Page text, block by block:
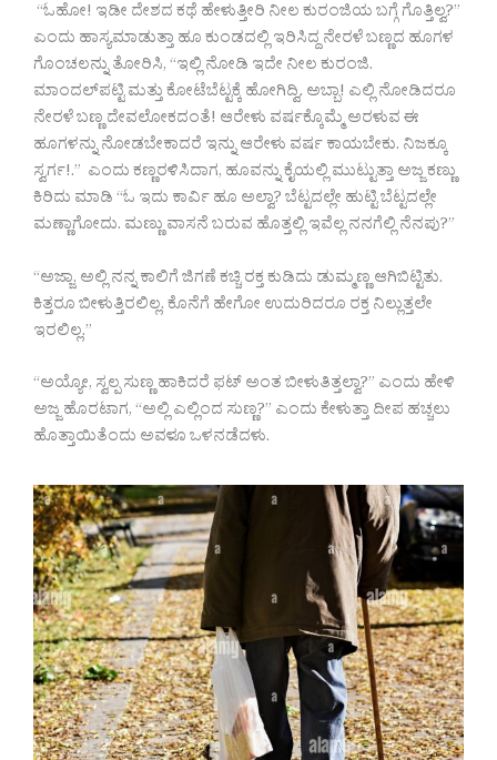
“ಓಹೋ! ಇಡೀ ದೇಶದ ಕಥೆ ಹೇಳುತ್ತೀರಿ ನೀಲ ಕುರಂಜಿಯ ಬಗ್ಗೆ ಗೊತ್ತಿಲ್ವ?”
ಎಂದು ಹಾಸ್ಯಮಾಡುತ್ತಾ ಹೂ ಕುಂಡದಲ್ಲಿ ಇರಿಸಿದ್ದ ನೇರಳೆ ಬಣ್ಣದ ಹೂಗಳ
ಗೊಂಚಲನ್ನು ತೋರಿಸಿ, “ಇಲ್ಲಿ ನೋಡಿ ಇದೇ ನೀಲ ಕುರಂಜಿ.
ಮಾಂದಲ್‌ಪಟ್ಟಿ ಮತ್ತು ಕೋಟೆಬೆಟ್ಟಕ್ಕೆ ಹೋಗಿದ್ವಿ. ಅಬ್ಬಾ! ಎಲ್ಲಿ ನೋಡಿದರೂ
ನೇರಳೆ ಬಣ್ಣ ದೇವಲೋಕದಂತೆ! ಆರೇಳು ವರ್ಷಕ್ಕೊಮ್ಮೆ ಅರಳುವ ಈ
ಹೂಗಳನ್ನು ನೋಡಬೇಕಾದರೆ ಇನ್ನು ಆರೇಳು ವರ್ಷ ಕಾಯಬೇಕು. ನಿಜಕ್ಕೂ
ಸ್ವರ್ಗ!.” ಎಂದು ಕಣ್ಣರಳಿಸಿದಾಗ, ಹೂವನ್ನು ಕೈಯಲ್ಲಿ ಮುಟ್ಟುತ್ತಾ ಅಜ್ಜ ಕಣ್ಣು
ಕಿರಿದು ಮಾಡಿ “ಓ ಇದು ಕಾರ್ವಿ ಹೂ ಅಲ್ವಾ? ಬೆಟ್ಟದಲ್ಲೇ ಹುಟ್ಟಿ ಬೆಟ್ಟದಲ್ಲೇ
ಮಣ್ಣಾಗೋದು. ಮಣ್ಣು ವಾಸನೆ ಬರುವ ಹೊತ್ತಲ್ಲಿ ಇವೆಲ್ಲ ನನಗೆಲ್ಲಿ ನೆನಪು?”
“ಅಜ್ಜಾ, ಅಲ್ಲಿ ನನ್ನ ಕಾಲಿಗೆ ಜಿಗಣೆ ಕಚ್ಚಿ ರಕ್ತ ಕುಡಿದು ಡುಮ್ಮಣ್ಣ ಆಗಿಬಿಟ್ಟಿತು.
ಕಿತ್ತರೂ ಬೀಳುತ್ತಿರಲಿಲ್ಲ. ಕೊನೆಗೆ ಹೇಗೋ ಉದುರಿದರೂ ರಕ್ತ ನಿಲ್ಲುತ್ತಲೇ
ಇರಲಿಲ್ಲ.”
“ಅಯ್ಯೋ, ಸ್ವಲ್ಪ ಸುಣ್ಣ ಹಾಕಿದರೆ ಫಟ್ ಅಂತ ಬೀಳುತಿತ್ತಲ್ವಾ?” ಎಂದು ಹೇಳಿ
ಅಜ್ಜ ಹೊರಟಾಗ, “ಅಲ್ಲಿ ಎಲ್ಲಿಂದ ಸುಣ್ಣ?” ಎಂದು ಕೇಳುತ್ತಾ ದೀಪ ಹಚ್ಚಲು
ಹೊತ್ತಾಯಿತೆಂದು ಅವಳೂ ಒಳನಡೆದಳು.